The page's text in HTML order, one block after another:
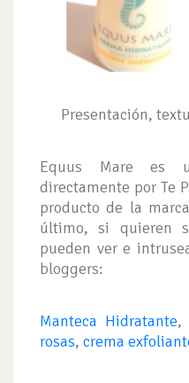
Presentación,
Equus Mare es
directamente por Te
producto de la
último, si quieren
pueden ver e
bloggers:
Manteca Hidratante,
rosas, crema